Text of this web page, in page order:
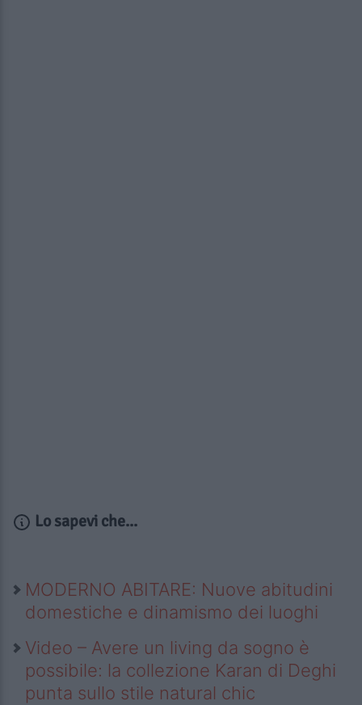
Lo sapevi che...
MODERNO ABITARE: Nuove abitudini
domestiche e dinamismo dei luoghi
Video – Avere un living da sogno è
possibile: la collezione Karan di Deghi
punta sullo stile natural chic